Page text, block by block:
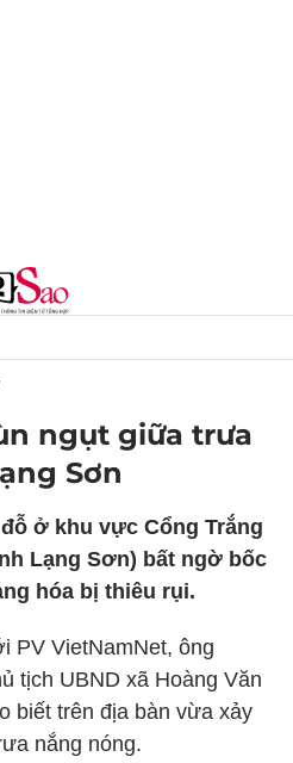
ngụt giữa trưa
Sơn
ở khu vực Cổng Trắng
Lạng Sơn) bất ngờ bốc
hóa bị thiêu rụi.
PV VietNamNet, ông
tịch UBND xã Hoàng Văn
biết trên địa bàn vừa xảy
nắng nóng.